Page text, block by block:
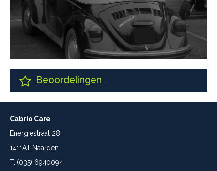
Beoordelingen
Cabrio Care
Energiestraat 28
1411AT Naarden
T: (035) 6940094